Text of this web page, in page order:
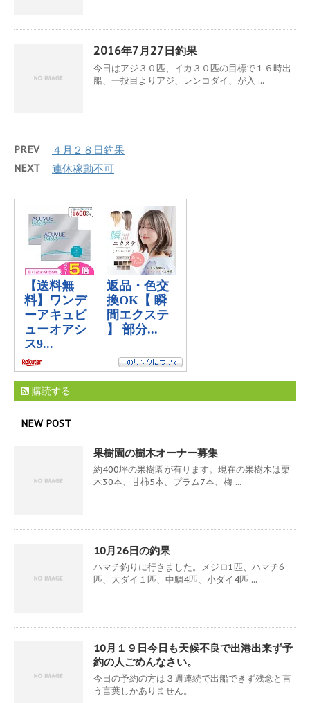
2016年7月27日釣果
今日はアジ３０匹、イカ３０匹の目標で１６時出
船、一投目よりアジ、レンコダイ、が入 ...
PREV ４月２８日釣果
NEXT 連休稼動不可
購読する
NEW POST
果樹園の樹木オーナー募集
約400坪の果樹園が有ります。現在の果樹木は栗
木30本、甘柿5本、プラム7本、梅 ...
10月26日の釣果
ハマチ釣りに行きました。メジロ1匹、ハマチ6
匹、大ダイ１匹、中鯛4匹、小ダイ4匹 ...
10月１９日今日も天候不良で出港出来ず予
約の人ごめんなさい。
今日の予約の方は３週連続で出船できず残念と言
う言葉しかありません。